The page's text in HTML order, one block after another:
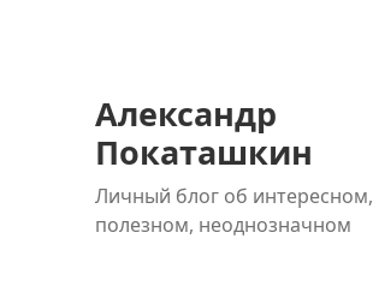
Александр
Покаташкин
Личный блог об интересном,
полезном, неоднозначном